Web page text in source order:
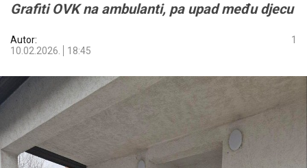
Grafiti OVK na ambulanti, pa upad među djecu
Autor:
10.02.2026.
18:45
1